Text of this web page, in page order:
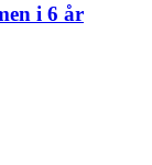
i 6 år